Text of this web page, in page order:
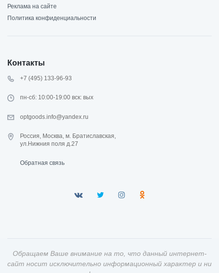
Реклама на сайте
Политика конфиденциальности
Контакты
+7 (495) 133-96-93
пн-сб: 10:00-19:00 вск: вых
optgoods.info@yandex.ru
Россия, Москва, м. Братиславская,
ул.Нижния поля д.27
Обратная связь
Обращаем Ваше внимание на то, что данный интернет-
сайт носит исключительно информационный характер и ни